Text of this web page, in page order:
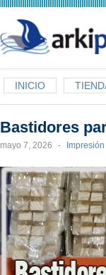
INICIO
Bastidores
mayo 7, 2026 - Impresión